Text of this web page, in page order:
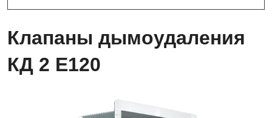
Клапаны дымоудаления
КД 2 Е120